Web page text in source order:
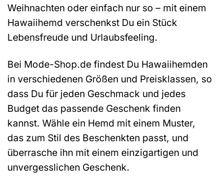
Weihnachten oder einfach nur so – mit einem
Hawaiihemd verschenkst Du ein Stück
Lebensfreude und Urlaubsfeeling.
Bei Mode-Shop.de findest Du Hawaiihemden
in verschiedenen Größen und Preisklassen, so
dass Du für jeden Geschmack und jedes
Budget das passende Geschenk finden
kannst. Wähle ein Hemd mit einem Muster,
das zum Stil des Beschenkten passt, und
überrasche ihn mit einem einzigartigen und
unvergesslichen Geschenk.